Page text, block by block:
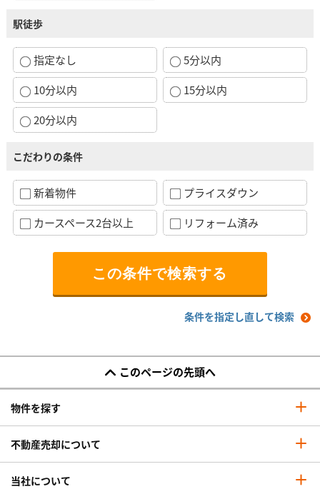
駅徒歩
指定なし
5分以内
10分以内
15分以内
20分以内
こだわりの条件
新着物件
プライスダウン
カースペース2台以上
リフォーム済み
条件を指定し直して検索
このページの先頭へ
物件を探す
不動産売却について
当社について